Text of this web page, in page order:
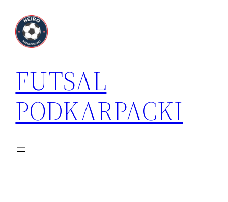
treści
FUTSAL
PODKARPACKI